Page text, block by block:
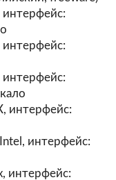
интерфейс:
интерфейс:
интерфейс: